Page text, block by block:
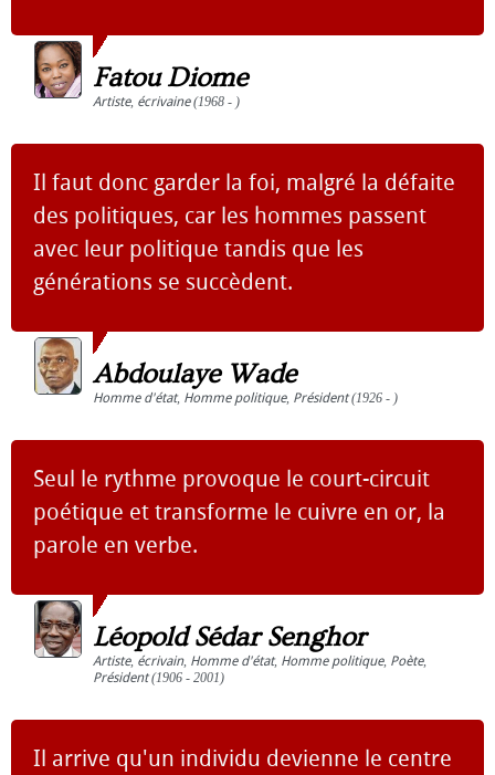
Fatou Diome
Artiste, écrivaine(1968 - )
Il faut donc garder la foi, malgré la défaite
des politiques, car les hommes passent
avec leur politique tandis que les
générations se succèdent.
Abdoulaye Wade
Homme d'état, Homme politique, Président(1926 - )
Seul le rythme provoque le court-circuit
poétique et transforme le cuivre en or, la
parole en verbe.
Léopold Sédar Senghor
Artiste, écrivain, Homme d'état, Homme politique, Poète,
Président(1906 - 2001)
Il arrive qu'un individu devienne le centre